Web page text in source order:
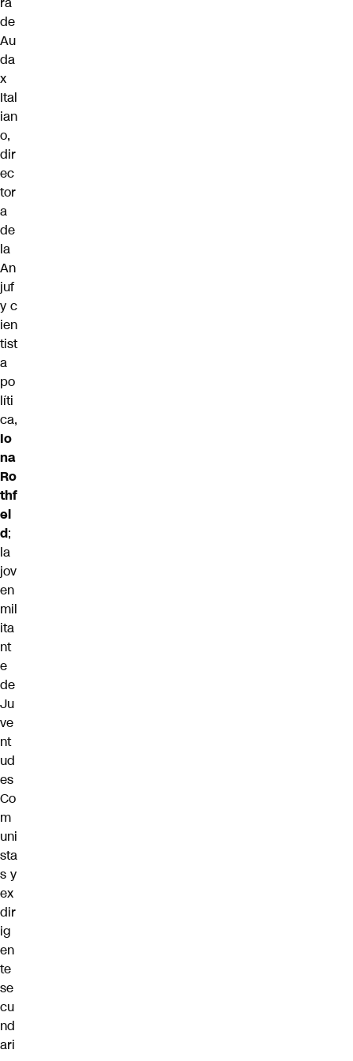
de
Au
da
x
Ital
ian
o,
dir
ec
tor
a
de
la
An
juf
y c
ien
tist
a
po
líti
ca,
Io
na
Ro
thf
el
d;
la
jov
en
mil
ita
nt
e
de
Ju
ve
nt
ud
es
Co
m
uni
sta
s y
ex
dir
ig
en
te
se
cu
nd
ari